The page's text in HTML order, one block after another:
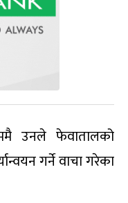
उनले फेवातालको
गर्ने वाचा गरेका